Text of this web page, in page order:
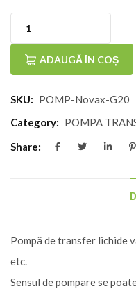
Pompă
si
lichide
vâscoase
20
ADAUGĂ ÎN COȘ
SKU: POMP-Novax-G20
Category: POMPA
Share:
Pompă de transfer lichide
etc.
Sensul de pompare se